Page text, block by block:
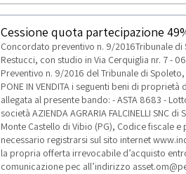
Cessione quota partecipazione
Concordato preventivo n. 9/2016Tribunale di
Restucci, con studio in Via Cerquiglia nr. 7 -
Preventivo n. 9/2016 del Tribunale di
PONE IN VENDITA i seguenti beni di
allegata al presente bando: - ASTA 8683 -
società AZIENDA AGRARIA FALCINELLI
Monte Castello di Vibio (PG), Codice fiscale
necessario registrarsi sul sito internet
la propria offerta irrevocabile d’acquisto
comunicazione pec all’indirizzo